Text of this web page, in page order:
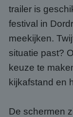
trailer is
festival in
meekijken.
situatie past?
keuze te
kijkafstand en
De schermen